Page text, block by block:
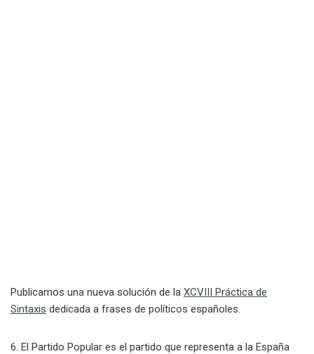
Publicamos una nueva solución de la XCVIII Práctica de
Sintaxis dedicada a frases de políticos españoles.
6. El Partido Popular es el partido que representa a la España